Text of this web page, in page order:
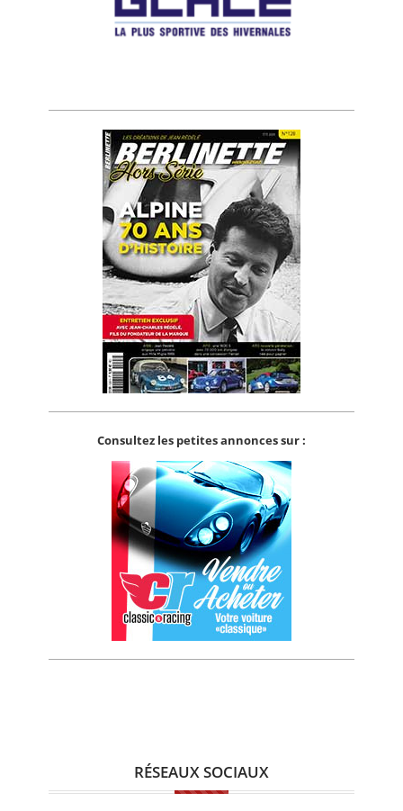
Consultez les petites annonces sur :
RÉSEAUX SOCIAUX